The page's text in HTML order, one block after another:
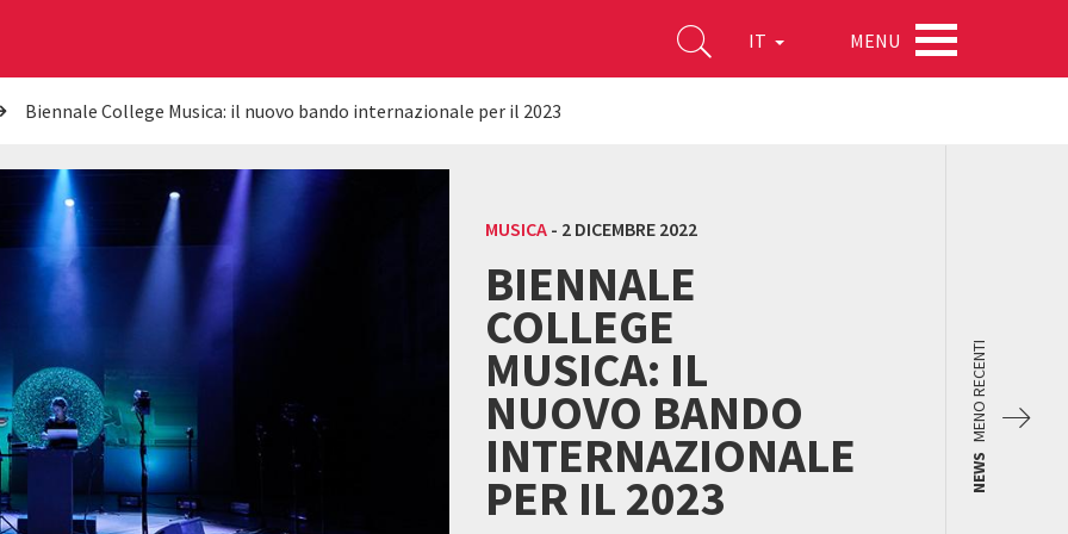
IT MENU
Biennale College Musica: il nuovo bando internazionale per il 2023
MUSICA- 2 DICEMBRE 2022
BIENNALE
COLLEGE
MUSICA: IL
NUOVO BANDO
INTERNAZIONALE
PER IL 2023 NEWS
MENO RECENTI